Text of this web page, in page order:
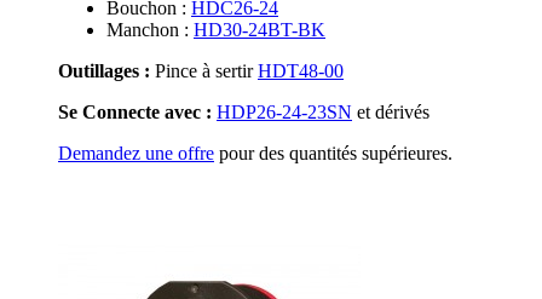
Bouchon : HDC26-24
Manchon : HD30-24BT-BK
Outillages : Pince à sertirHDT48-00
Se Connecte avec : HDP26-24-23SN et dérivés
Demandez une offre pour des quantités supérieures.